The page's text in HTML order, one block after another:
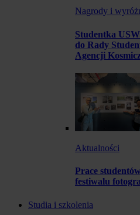
Nagrody i
Studentka
do Rady
Agencji
Aktualności
Prace
festiwalu
Studia i szkolenia